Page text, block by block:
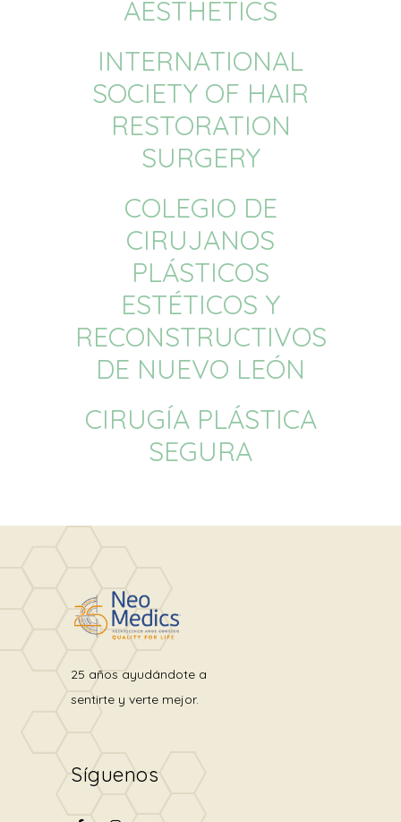
AESTHETICS
INTERNATIONAL
SOCIETY OF HAIR
RESTORATION
SURGERY
COLEGIO DE
CIRUJANOS
PLÁSTICOS
ESTÉTICOS Y
RECONSTRUCTIVOS
DE NUEVO LEÓN
CIRUGÍA PLÁSTICA
SEGURA
25 años ayudándote a
sentirte y verte mejor.
Síguenos